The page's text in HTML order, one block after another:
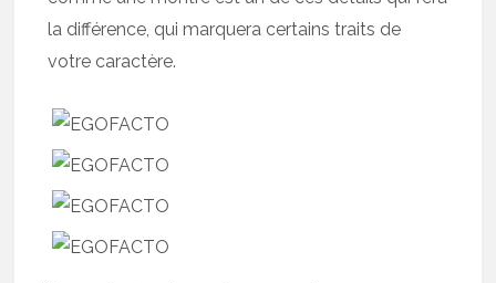
la différence, qui marquera certains traits de
votre caractère.